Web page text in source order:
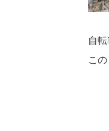
自
こ